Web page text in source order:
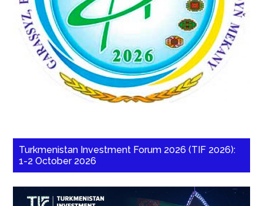
Turkmenistan Investment Forum 2026 (TIF 2026):
1-2 October 2026